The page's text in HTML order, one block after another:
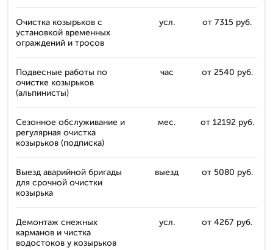
Очистка козырьков с
установкой временных
ограждений и тросов
усл. от 7315 руб.
Подвесные работы по
очистке козырьков
(альпинисты)
час от 2540 руб.
Сезонное обслуживание и
регулярная очистка
козырьков (подписка)
мес. от 12192 руб.
Выезд аварийной бригады
для срочной очистки
козырька
выезд от 5080 руб.
Демонтаж снежных
карманов и чистка
водостоков у козырьков
усл. от 4267 руб.